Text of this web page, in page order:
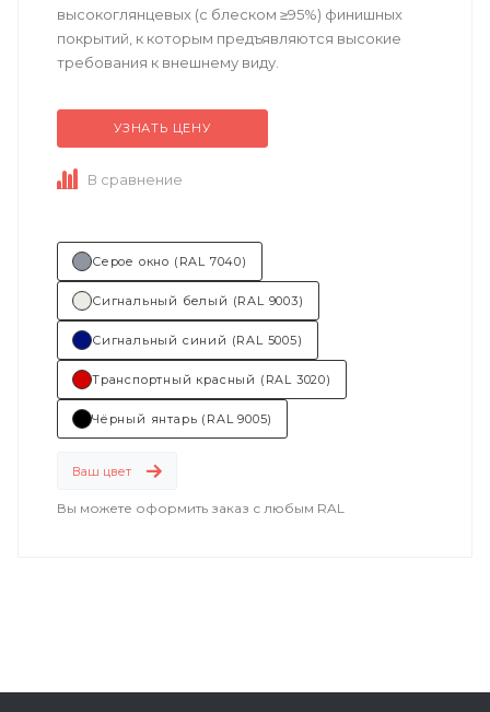
высокоглянцевых (с блеском ≥95%) финишных
покрытий, к которым предъявляются высокие
требования к внешнему виду.
Техническое описаниепо ссылке
Состав (тип связующего):
УЗНАТЬ ЦЕНУ
В сравнение
Серое окно (RAL 7040)
Сигнальный белый (RAL 9003)
Сигнальный синий (RAL 5005)
Транспортный красный (RAL 3020)
Чёрный янтарь (RAL 9005)
Ваш цвет
Вы можете оформить заказ с любым RAL